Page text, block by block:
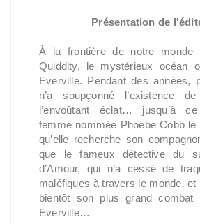
Présentation de
À la frontière de notre
Quiddity, le mystérieux océan
Everville. Pendant des années,
n’a soupçonné l’existence
l’envoûtant éclat… jusqu’à
femme nommée Phoebe Cobb le
qu’elle recherche son
que le fameux détective du
d’Amour, qui n’a cessé de
maléfiques à travers le monde, et
bientôt son plus grand combat
Everville…